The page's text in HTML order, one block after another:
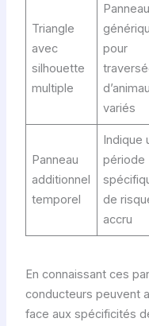
Triangle
avec
silhouette
multiple
Panneau
pour
variés
Panneau
additionnel
temporel
Indique
période
de
accru
En connaissant ces
conducteurs peuvent
face aux spécificités